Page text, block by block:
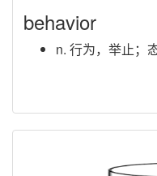
behavior
n. 行为，举止；